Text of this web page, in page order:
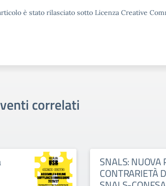
è stato rilasciato sotto Licenza Creative
correlati
SNALS: NUOVA
CONTRARIETÀ